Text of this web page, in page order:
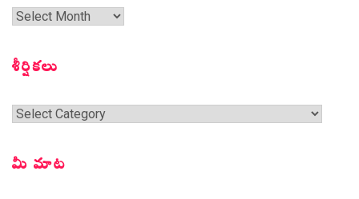
గత
శీర్షికలు
శీర్షికలు
మీ మాట